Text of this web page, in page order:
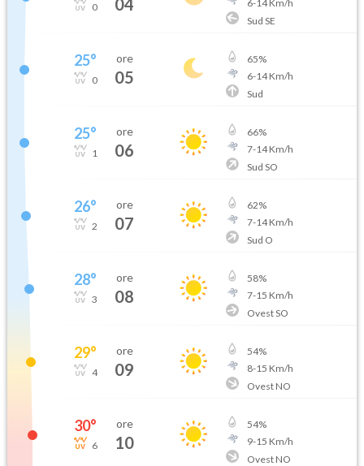
0 04
6-14Km/h
Sud SE
25°
0
ore
05
65%
6-14Km/h
Sud
25°
1
ore
06
66%
7-14Km/h
Sud SO
26°
2
ore
07
62%
7-14Km/h
Sud O
28°
3
ore
08
58%
7-15 Km/h
Ovest SO
29°
4
ore
09
54%
8-15 Km/h
Ovest NO
30°
6
ore
10
54%
9-15 Km/h
Ovest NO